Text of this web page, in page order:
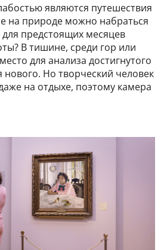
являются путешествия
на природе можно набраться
предстоящих месяцев
В тишине, среди гор или
для анализа достигнутого
нового. Но творческий человек
на отдыхе, поэтому камера